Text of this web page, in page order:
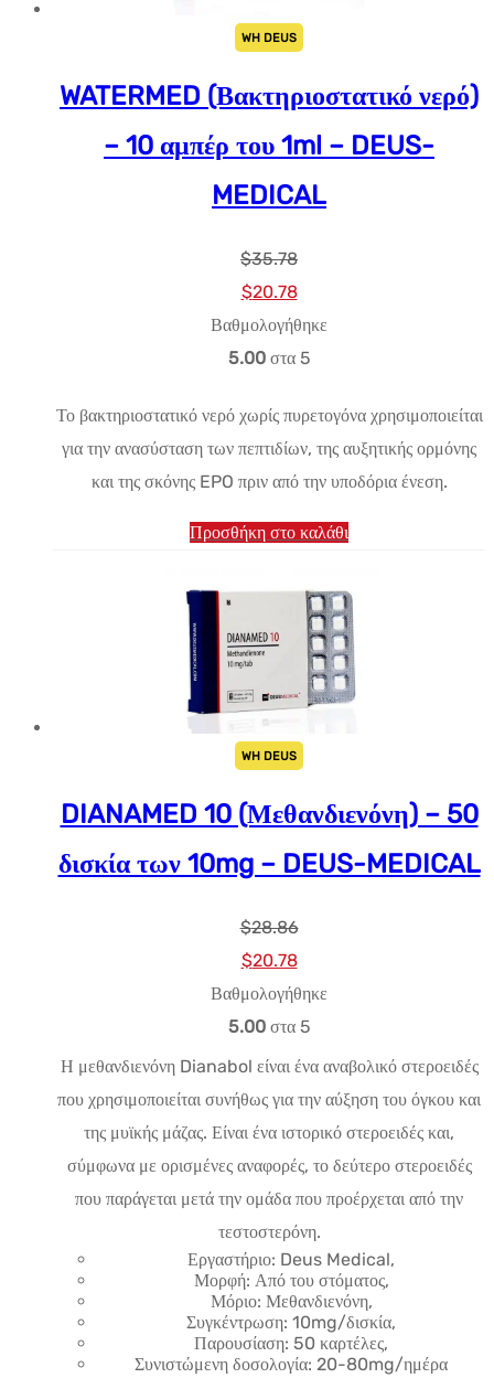
WH DEUS
WATERMED (Βακτηριοστατικό νερό)
– 10 αμπέρ του 1ml – DEUS-
MEDICAL
$35.78
Αρχική
τιμή:
$35.78.
$20.78Η
τρέχουσα
τιμή
$20.78.
Βαθμολογήθηκε
5.00στα 5
Το βακτηριοστατικό νερό χωρίς πυρετογόνα χρησιμοποιείται
για την ανασύσταση των πεπτιδίων, της αυξητικής ορμόνης
και της σκόνης EPO πριν από την υποδόρια ένεση.
Προσθήκη στο καλάθι
WH DEUS
DIANAMED 10 (Μεθανδιενόνη) – 50
δισκία των 10mg – DEUS-MEDICAL
$28.86
Αρχική
τιμή:
$28.86.
$20.78Η
τρέχουσα
τιμή
είναι:
$20.78.
Βαθμολογήθηκε
5.00στα 5
Η μεθανδιενόνη Dianabol είναι ένα αναβολικό στεροειδές
που χρησιμοποιείται συνήθως για την αύξηση του όγκου και
της μυϊκής μάζας. Είναι ένα ιστορικό στεροειδές και,
σύμφωνα με ορισμένες αναφορές, το δεύτερο στεροειδές
που παράγεται μετά την ομάδα που προέρχεται από την
τεστοστερόνη.
Εργαστήριο: Deus Medical,
Μορφή: Από του στόματος,
Μόριο: Μεθανδιενόνη,
Συγκέντρωση: 10mg/δισκία,
Παρουσίαση: 50 καρτέλες,
Συνιστώμενη δοσολογία: 20-80mg/ημέρα